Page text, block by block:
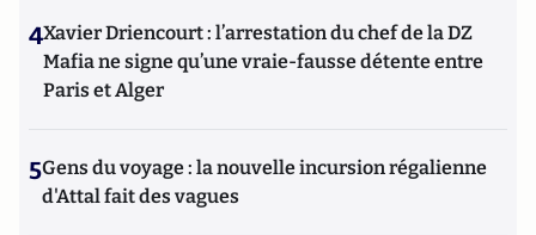
4Xavier Driencourt : l’arrestation du chef de la DZ
Mafia ne signe qu’une vraie-fausse détente entre
Paris et Alger
5Gens du voyage : la nouvelle incursion régalienne
d'Attal fait des vagues